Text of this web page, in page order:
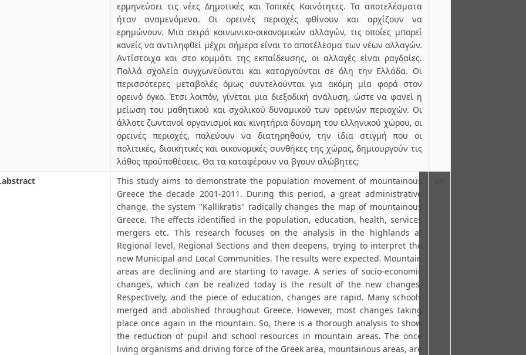
ερμηνεύσει τις νέες Δημοτικές και Τοπικές Κοινότητες. Τα αποτελέσματα
ήταν αναμενόμενα. Οι ορεινές περιοχές φθίνουν και αρχίζουν να
ερημώνουν. Μια σειρά κοινωνικο-οικονομικών αλλαγών, τις οποίες μπορεί
κανείς να αντιληφθεί μέχρι σήμερα είναι το αποτέλεσμα των νέων αλλαγών.
Αντίστοιχα και στο κομμάτι της εκπαίδευσης, οι αλλαγές είναι ραγδαίες.
Πολλά σχολεία συγχωνεύονται και καταργούνται σε όλη την Ελλάδα. Οι
περισσότερες μεταβολές όμως συντελούνται για ακόμη μία φορά στον
ορεινό όγκο. Έτσι λοιπόν, γίνεται μια διεξοδική ανάλυση, ώστε να φανεί η
μείωση του μαθητικού και σχολικού δυναμικού των ορεινών περιοχών. Οι
άλλοτε ζωντανοί οργανισμοί και κινητήρια δύναμη του ελληνικού χώρου, οι
ορεινές περιοχές, παλεύουν να διατηρηθούν, την ίδια στιγμή που οι
πολιτικές, διοικητικές και οικονομικές συνθήκες της χώρας, δημιουργούν τις
λάθος προϋποθέσεις. Θα τα καταφέρουν να βγουν αλώβητες;
This study aims to demonstrate the population movement of mountainous
Greece the decade 2001-2011. During this period, a great administrative
change, the system "Kallikratis" radically changes the map of mountainous
Greece. The effects identified in the population, education, health, services
mergers etc. This research focuses on the analysis in the highlands at
Regional level, Regional Sections and then deepens, trying to interpret the
new Municipal and Local Communities. The results were expected. Mountain
areas are declining and are starting to ravage. A series of socio-economic
changes, which can be realized today is the result of the new changes.
Respectively, and the piece of education, changes are rapid. Many schools
merged and abolished throughout Greece. However, most changes taking
place once again in the mountain. So, there is a thorough analysis to show
the reduction of pupil and school resources in mountain areas. The once
living organisms and driving force of the Greek area, mountainous areas, are